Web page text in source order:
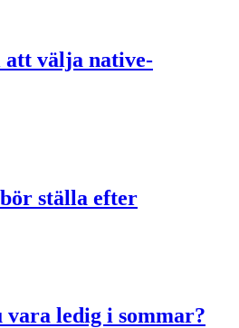
välja native-
ställa efter
ledig i sommar?